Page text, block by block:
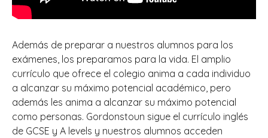
Además de preparar a nuestros alumnos para los
exámenes, los preparamos para la vida. El amplio
currículo que ofrece el colegio anima a cada individuo
a alcanzar su máximo potencial académico, pero
además les anima a alcanzar su máximo potencial
como personas. Gordonstoun sigue el currículo inglés
de GCSE y A levels y nuestros alumnos acceden